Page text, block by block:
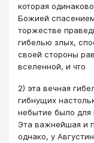
которая
Божией
торжестве
гибелью злых,
своей стороны
вселенной, и что
2) эта вечная
гибнущих
небытие было для
Эта важнейшая и
однако, у